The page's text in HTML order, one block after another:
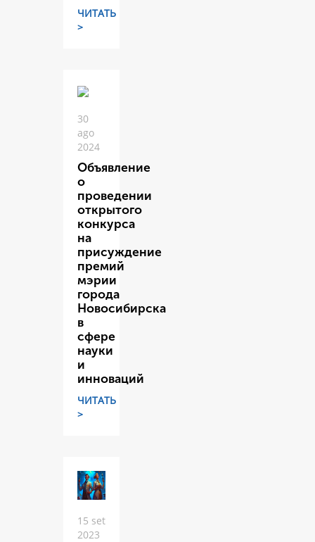
ЧИТАТЬ
>
30
ago
2024
Объявление
о
проведении
открытого
конкурса
на
присуждение
премий
мэрии
города
Новосибирска
в
сфере
науки
и
инноваций
ЧИТАТЬ
>
15 set
2023